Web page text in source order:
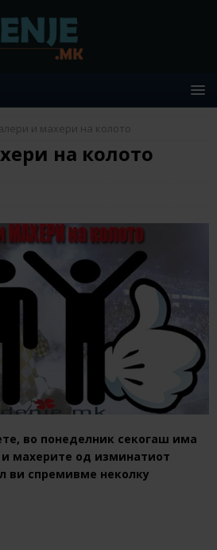
и махери на колото
на колото
во понеделник секогаш има
махерите од изминатиот
ви спремивме неколку